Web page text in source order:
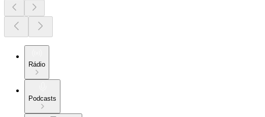
Rádio
Podcasts